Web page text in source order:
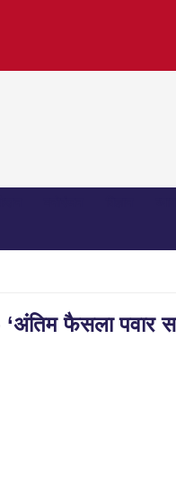
फैसला पवार